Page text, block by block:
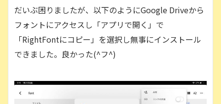
だいぶ困りましたが、以下のようにGoogle Driveから
フォントにアクセスし「アプリで開く」で
「RightFontにコピー」を選択し無事にインストール
できました。良かった(^フ^)